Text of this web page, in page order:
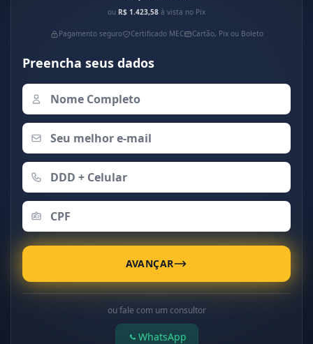
ou R$ 1.423,58 à vista no Pix
Pagamento seguro Certificado MEC Cartão, Pix ou Boleto
Preencha seus dados
AVANÇAR
ou fale com um consultor
WhatsApp